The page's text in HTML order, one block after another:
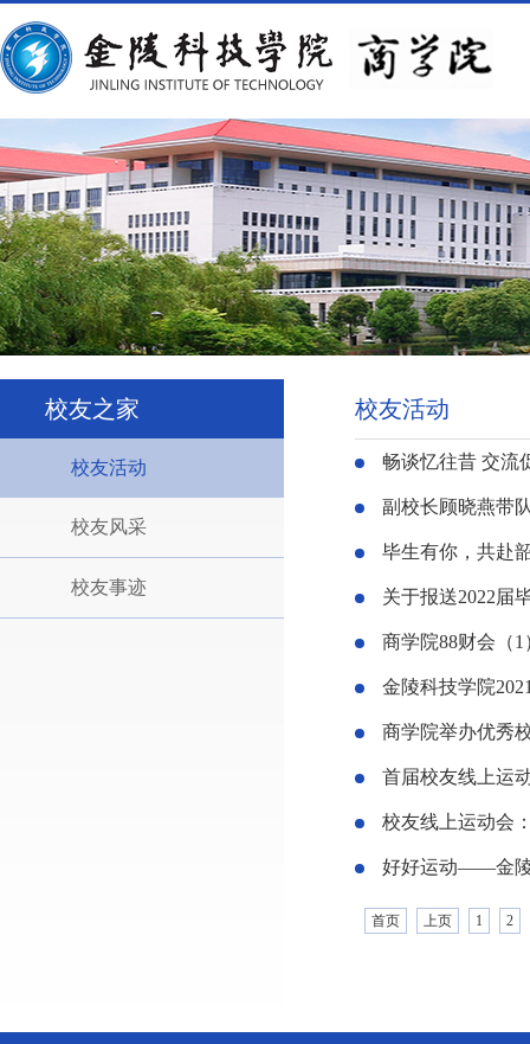
校友之家
校友活动
校友风采
校友事迹
校友活动
畅谈忆往昔 交流
副校长顾晓燕带
毕生有你，共赴
关于报送2022届
商学院88财会（
金陵科技学院
商学院举办优秀
首届校友线上运
校友线上运动会
好好运动——金陵
首页 上页 1 2